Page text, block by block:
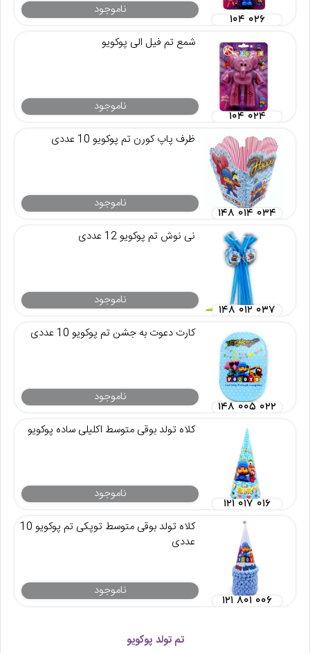
ناموجود
۱۰۴ ۰۲۶
شمع تم فیل الی پوکویو
ناموجود
۱۰۴ ۰۲۴
ظرف پاپ کورن تم پوکویو 10 عددی
ناموجود
۱۴۸ ۰۱۴ ۰۳۴
نی نوش تم پوکویو 12 عددی
ناموجود
۱۴۸ ۰۱۲ ۰۳۷
کارت دعوت به جشن تم پوکویو 10 عددی
ناموجود
۱۴۸ ۰۰۵ ۰۲۲
کلاه تولد بوقی متوسط اکلیلی ساده پوکویو
ناموجود
۱۲۱ ۰۱۷ ۰۱۶
کلاه تولد بوقی متوسط توپکی تم پوکویو 10
عددی
ناموجود
۱۲۱ ۸۰۱ ۰۰۶
تم تولد پوکویو